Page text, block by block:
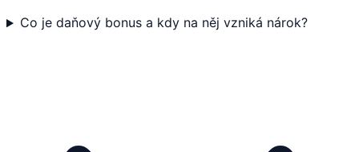
Co je daňový bonus a kdy na něj vzniká nárok?